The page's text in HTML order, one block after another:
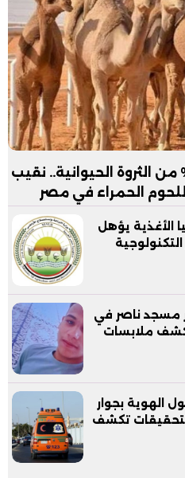
رغم أنها لا تتجاوز 1% من الثروة الحيوانية.. نقيب
الحمراء في مصر
الأغذية يؤهل
6 أكتوبر التكنولوجية
مسجد ناصر في
ملابسات
الهوية بجوار
تكشف